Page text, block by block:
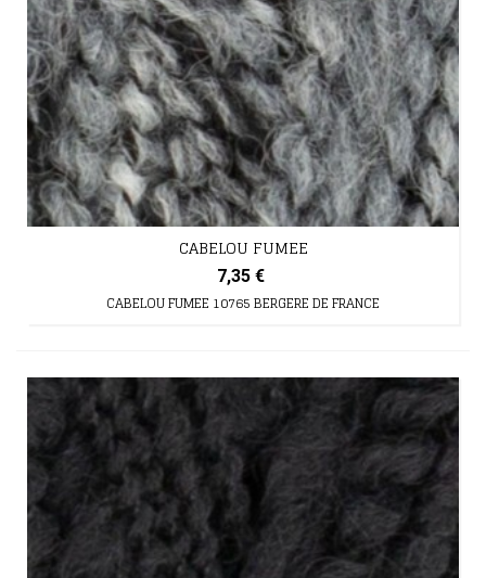
CABELOU FUMEE
7,35 €
CABELOU FUMEE 10765 BERGERE DE FRANCE